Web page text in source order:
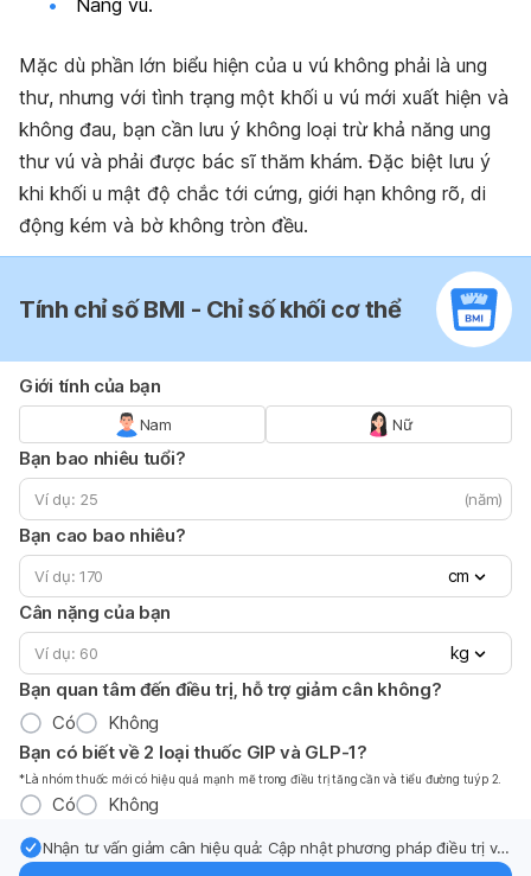
Nang vú.
Mặc dù phần lớn biểu hiện của u vú không phải là ung
thư, nhưng với tình trạng một khối u vú mới xuất hiện và
không đau, bạn cần lưu ý không loại trừ khả năng ung
thư vú và phải được bác sĩ thăm khám. Đặc biệt lưu ý
khi khối u mật độ chắc tới cứng, giới hạn không rõ, di
động kém và bờ không tròn đều.
Tính chỉ số BMI - Chỉ số khối cơ thể
Giới tính của bạn
Nam Nữ
Bạn bao nhiêu tuổi?
(năm)
Bạn cao bao nhiêu?
cm
Cân nặng của bạn
kg
Bạn quan tâm đến điều trị, hỗ trợ giảm cân không?
Có
Không
Bạn có biết về 2 loại thuốc GIP và GLP-1?
*Là nhóm thuốc mới có hiệu quả mạnh mẽ trong điều trị tăng cần và tiểu đường tuýp 2.
Có Không
Nhận tư vấn giảm cân hiệu quả: Cập nhật phương pháp điều trị và